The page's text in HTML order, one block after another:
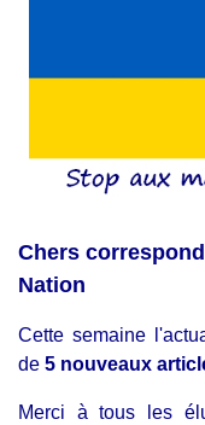
Chers
Nation
Cette semaine
de 5 nouveaux
Merci à tous les